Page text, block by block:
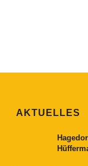
AKTUELLES